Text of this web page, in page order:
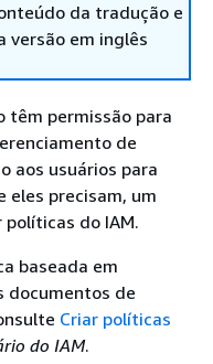
da tradução e
versão em inglês
têm permissão para
de
aos usuários para
eles precisam, um
do IAM.
baseada em
documentos de
Criar políticas
do IAM.